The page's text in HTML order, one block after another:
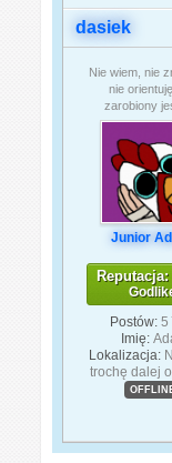
dasiek
Nie wiem, nie
nie
zarobiony
Junior
Reputacja:
Postów: 5
Imię:
Lokalizacja:
trochę dalej